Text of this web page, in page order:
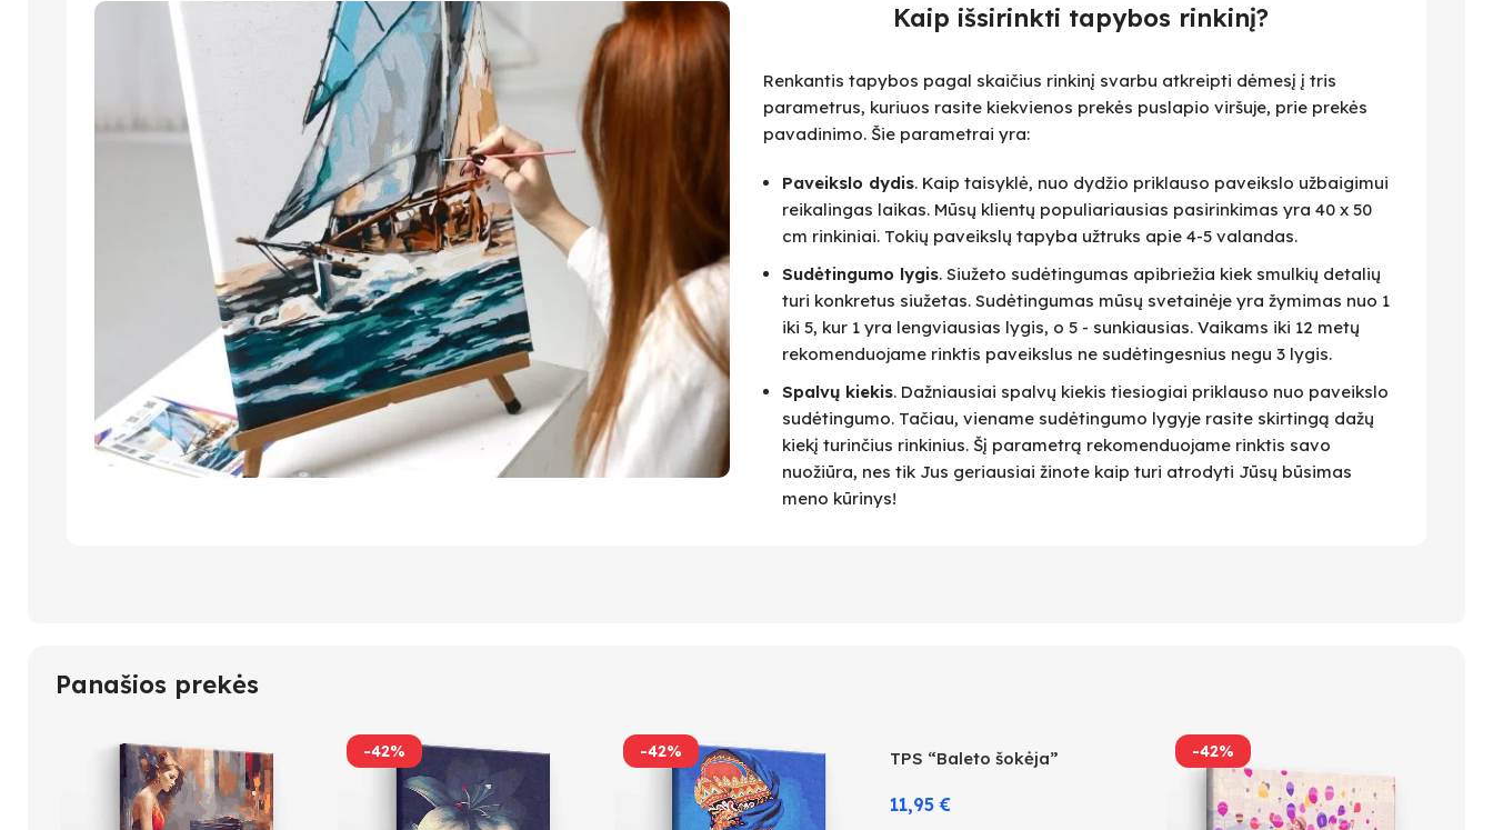
Kaip išsirinkti tapybos rinkinį?
Renkantis tapybos pagal skaičius rinkinį svarbu atkreipti dėmesį į tris
parametrus, kuriuos rasite kiekvienos prekės puslapio viršuje, prie prekės
pavadinimo. Šie parametrai yra:
Paveikslo dydis. Kaip taisyklė, nuo dydžio priklauso paveikslo užbaigimui
reikalingas laikas. Mūsų klientų populiariausias pasirinkimas yra 40 x 50
cm rinkiniai. Tokių paveikslų tapyba užtruks apie 4-5 valandas.
Sudėtingumo lygis. Siužeto sudėtingumas apibriežia kiek smulkių detalių
turi konkretus siužetas. Sudėtingumas mūsų svetainėje yra žymimas nuo 1
iki 5, kur 1 yra lengviausias lygis, o 5 - sunkiausias. Vaikams iki 12 metų
rekomenduojame rinktis paveikslus ne sudėtingesnius negu 3 lygis.
Spalvų kiekis. Dažniausiai spalvų kiekis tiesiogiai priklauso nuo paveikslo
sudėtingumo. Tačiau, viename sudėtingumo lygyje rasite skirtingą dažų
kiekį turinčius rinkinius. Šį parametrą rekomenduojame rinktis savo
nuožiūra, nes tik Jus geriausiai žinote kaip turi atrodyti Jūsų būsimas
meno kūrinys!
Panašios prekės
-42% -42% TPS “Baleto šokėja”
11,95€
-42%